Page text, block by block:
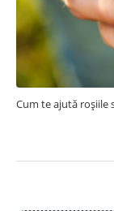
Cum te ajută roșiile